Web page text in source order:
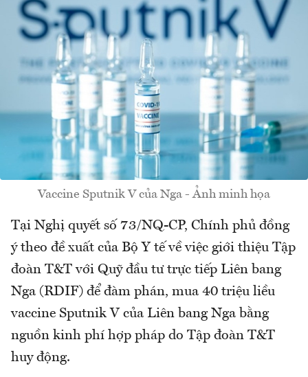
Vaccine Sputnik V của Nga - Ảnh minh họa
Tại Nghị quyết số 73/NQ-CP, Chính phủ đồng
ý theo đề xuất của Bộ Y tế về việc giới thiệu Tập
đoàn T&T với Quỹ đầu tư trực tiếp Liên bang
Nga (RDIF) để đàm phán, mua 40 triệu liều
vaccine Sputnik V của Liên bang Nga bằng
nguồn kinh phí hợp pháp do Tập đoàn T&T
huy động.